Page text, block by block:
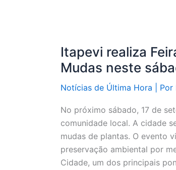
Itapevi realiza
Mudas neste
Notícias de Última Hora | Por
No próximo sábado, 17 de
comunidade local. A cidade
mudas de plantas. O evento
preservação ambiental por
Cidade, um dos principais